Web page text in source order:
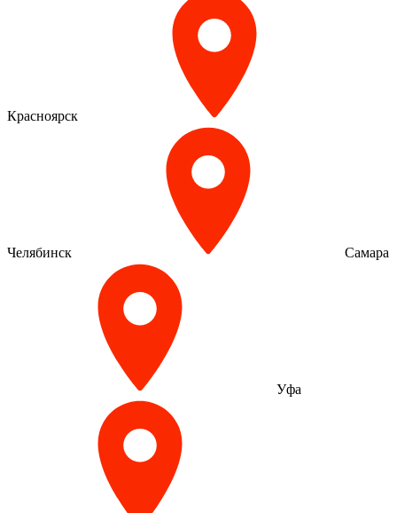
Красноярск
Челябинск Самара
Уфа